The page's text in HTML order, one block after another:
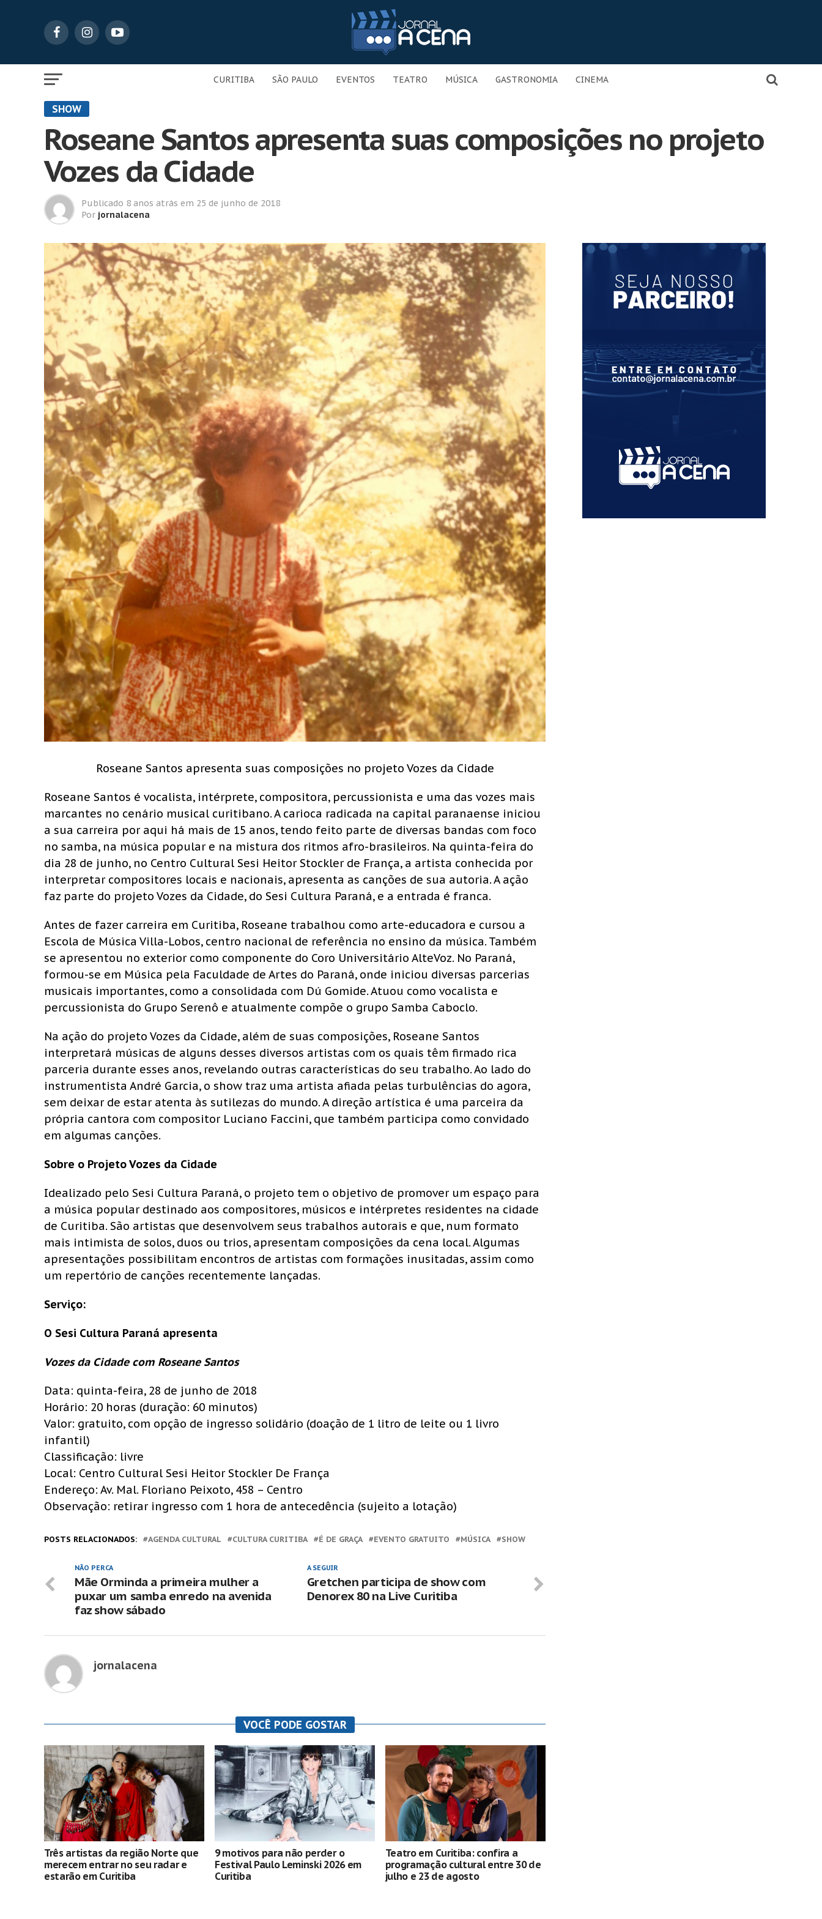
CURITIBA SÃO PAULO EVENTOS TEATRO MÚSICA GASTRONOMIA CINEMA
SHOW
Roseane Santos apresenta suas composições no projeto
Vozes da Cidade
Publicado 8 anos atrás em 25 de junho de 2018
Por jornalacena
Roseane Santos apresenta suas composições no projeto Vozes da Cidade
Roseane Santos é vocalista, intérprete, compositora, percussionista e uma das vozes mais
marcantes no cenário musical curitibano. A carioca radicada na capital paranaense iniciou
a sua carreira por aqui há mais de 15 anos, tendo feito parte de diversas bandas com foco
no samba, na música popular e na mistura dos ritmos afro-brasileiros. Na quinta-feira do
dia 28 de junho, no Centro Cultural Sesi Heitor Stockler de França, a artista conhecida por
interpretar compositores locais e nacionais, apresenta as canções de sua autoria. A ação
faz parte do projeto Vozes da Cidade, do Sesi Cultura Paraná, e a entrada é franca.
Antes de fazer carreira em Curitiba, Roseane trabalhou como arte-educadora e cursou a
Escola de Música Villa-Lobos, centro nacional de referência no ensino da música. Também
se apresentou no exterior como componente do Coro Universitário AlteVoz. No Paraná,
formou-se em Música pela Faculdade de Artes do Paraná, onde iniciou diversas parcerias
musicais importantes, como a consolidada com Dú Gomide. Atuou como vocalista e
percussionista do Grupo Serenô e atualmente compõe o grupo Samba Caboclo.
Na ação do projeto Vozes da Cidade, além de suas composições, Roseane Santos
interpretará músicas de alguns desses diversos artistas com os quais têm firmado rica
parceria durante esses anos, revelando outras características do seu trabalho. Ao lado do
instrumentista André Garcia, o show traz uma artista afiada pelas turbulências do agora,
sem deixar de estar atenta às sutilezas do mundo. A direção artística é uma parceira da
própria cantora com compositor Luciano Faccini, que também participa como convidado
em algumas canções.
Sobre o Projeto Vozes da Cidade
Idealizado pelo Sesi Cultura Paraná, o projeto tem o objetivo de promover um espaço para
a música popular destinado aos compositores, músicos e intérpretes residentes na cidade
de Curitiba. São artistas que desenvolvem seus trabalhos autorais e que, num formato
mais intimista de solos, duos ou trios, apresentam composições da cena local. Algumas
apresentações possibilitam encontros de artistas com formações inusitadas, assim como
um repertório de canções recentemente lançadas.
Serviço:
O Sesi Cultura Paraná apresenta
Vozes da Cidade com Roseane Santos
Data: quinta-feira, 28 de junho de 2018
Horário: 20 horas (duração: 60 minutos)
Valor: gratuito, com opção de ingresso solidário (doação de 1 litro de leite ou 1 livro
infantil)
Classificação: livre
Local: Centro Cultural Sesi Heitor Stockler De França
Endereço: Av. Mal. Floriano Peixoto, 458 – Centro
Observação: retirar ingresso com 1 hora de antecedência (sujeito a lotação)
POSTS RELACIONADOS: AGENDA CULTURAL CULTURA CURITIBA É DE GRAÇA EVENTO GRATUITO MÚSICA SHOW
A SEGUIR
Gretchen participa de show com
Denorex 80 na Live Curitiba
NÃO PERCA
Mãe Orminda a primeira mulher a
puxar um samba enredo na avenida
faz show sábado
jornalacena
VOCÊ PODE GOSTAR
Três artistas da região Norte que
merecem entrar no seu radar e
estarão em Curitiba
9 motivos para não perder o
Festival Paulo Leminski 2026 em
Curitiba
Teatro em Curitiba: confira a
programação cultural entre 30 de
julho e 23 de agosto